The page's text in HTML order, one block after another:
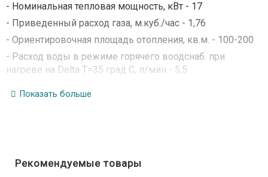
- Номинальная тепловая мощность, кВт - 17
- Приведенный расход газа, м.куб./час - 1,76
- Ориентировочная площадь отопления, кв.м. - 100-200
- Расход воды в режиме горячего воодснаб. при
нагреве на Delta T=35 град C, л/мин - 5,5
- Габаритные размеры ВхШхГ, мм - 850х380х560
Показать больше
Рекомендуемые товары